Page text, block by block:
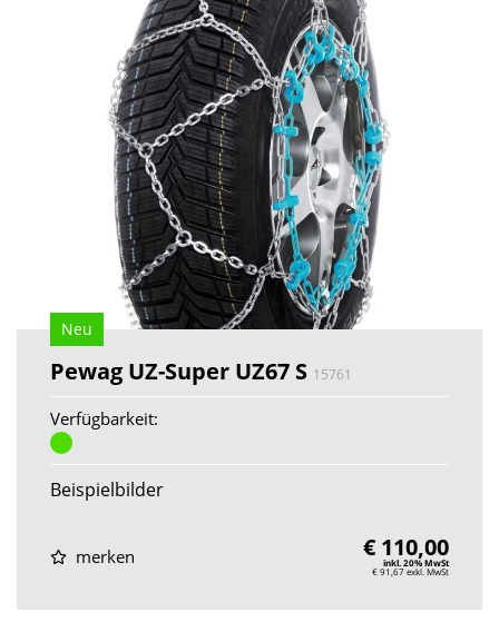
Neu
Pewag UZ-Super UZ67 S 15761
Verfügbarkeit:
Beispielbilder
merken € 110,00
inkl. 20% MwSt
€ 91,67exkl. MwSt